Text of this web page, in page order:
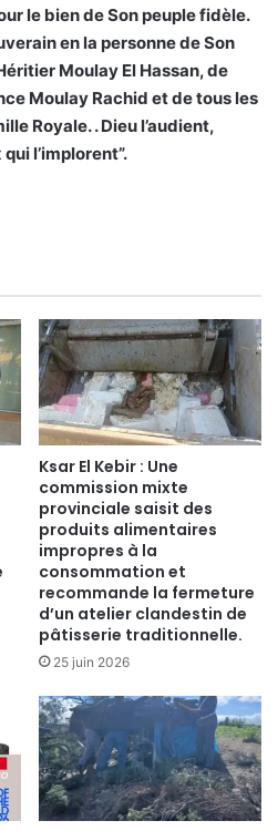
le bien de Son peuple fidèle.
en la personne de Son
Moulay El Hassan, de
Moulay Rachid et de tous les
Royale. . Dieu l’audient,
l’implorent”.
Ksar El Kebir : Une
commission mixte
provinciale saisit des
produits alimentaires
impropres à la
consommation et
recommande la fermeture
d’un atelier clandestin de
pâtisserie traditionnelle.
25 juin 2026